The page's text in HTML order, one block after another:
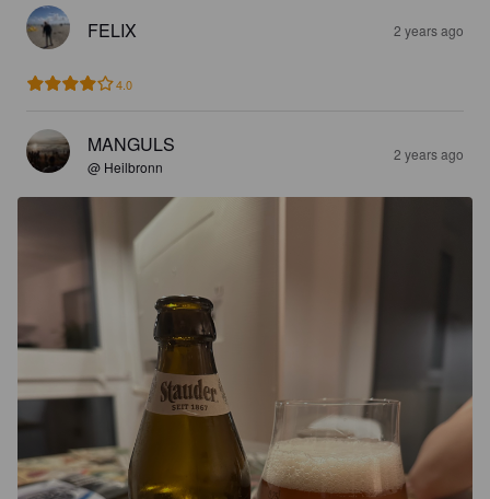
FELIX 2 years ago
4.0
MANGULS
@ Heilbronn
2 years ago